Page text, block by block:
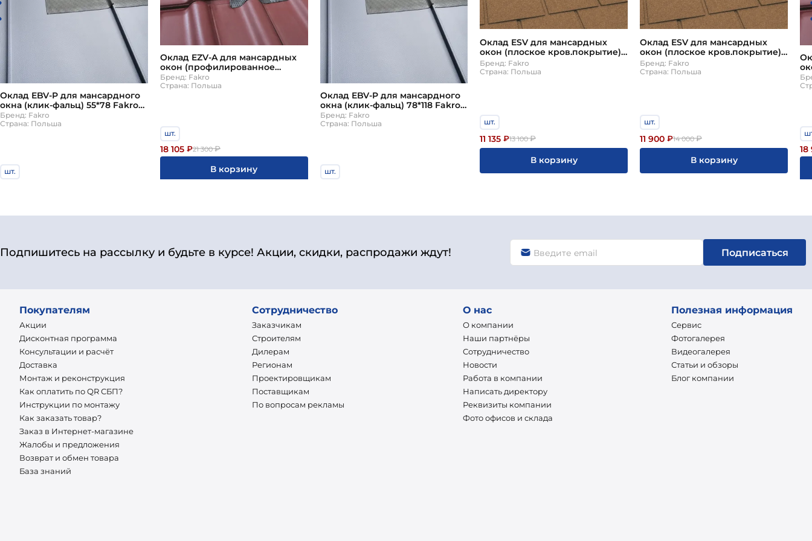
Оклад EBV-P для мансардного
окна (клик-фальц) 55*78 Fakro
(Факро)
Бренд: Fakro
Страна: Польша
шт.
Оклад EZV-A для мансардных
окон (профилированное
кров.покрытие) 94*118 Fakro
(Факро)
Бренд: Fakro
Страна: Польша
шт.
18 105₽21 300₽
В корзину
Оклад EBV-P для мансардного
окна (клик-фальц) 78*118 Fakro
(Факро)
Бренд: Fakro
Страна: Польша
шт.
Оклад ESV для мансардных
окон (плоское кров.покрытие)
66*98 Fakro (Факро)
Бренд: Fakro
Страна: Польша
шт.
11 135 ₽13 100₽
В корзину
Оклад ESV для мансардных
окон (плоское кров.покрытие)
66*118 Fakro (Факро)
Бренд: Fakro
Страна: Польша
шт.
11 900 ₽14 000₽
В корзину
18
Подпишитесь на рассылку и будьте в курсе! Акции, скидки, распродажи ждут! Подписаться
Покупателям
Акции
Дисконтная программа
Консультации и расчёт
Доставка
Монтаж и реконструкция
Как оплатить по QR СБП?
Инструкции по монтажу
Как заказать товар?
Заказ в Интернет-магазине
Жалобы и предложения
Возврат и обмен товара
База знаний
Сотрудничество
Заказчикам
Строителям
Дилерам
Регионам
Проектировщикам
Поставщикам
По вопросам рекламы
О нас
О компании
Наши партнёры
Сотрудничество
Новости
Работа в компании
Написать директору
Реквизиты компании
Фото офисов и склада
Полезная информация
Сервис
Фотогалерея
Видеогалерея
Статьи и обзоры
Блог компании